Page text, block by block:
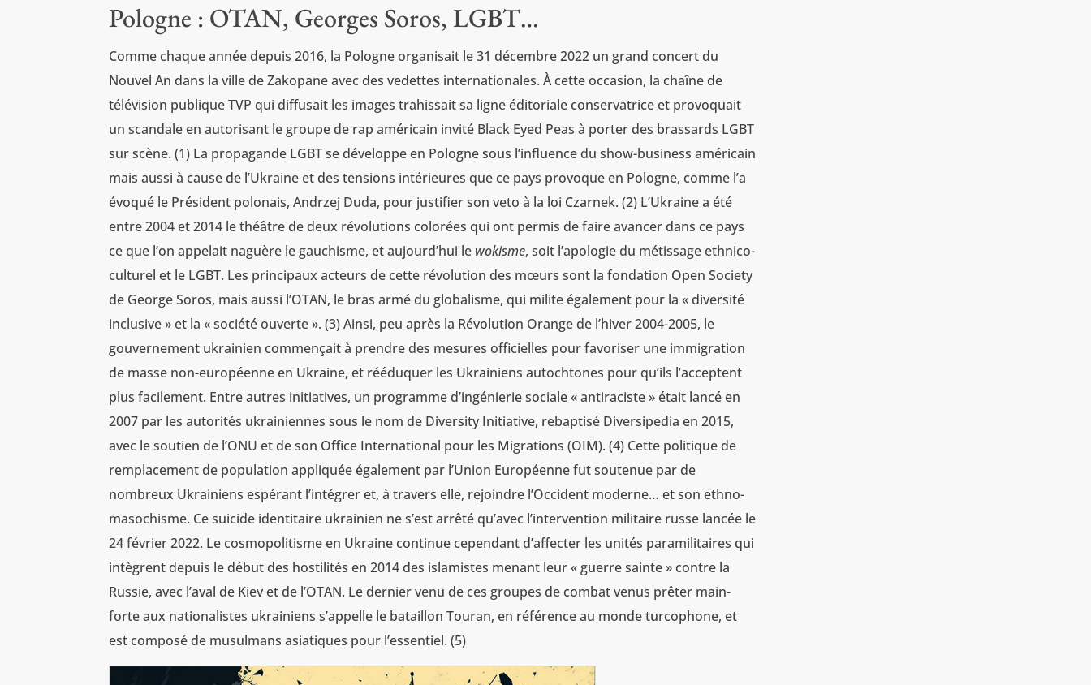
Pologne : OTAN, Georges Soros, LGBT…
Comme chaque année depuis 2016, la Pologne organisait le 31 décembre 2022 un grand concert du
Nouvel An dans la ville de Zakopane avec des vedettes internationales. À cette occasion, la chaîne de
télévision publique TVP qui diffusait les images trahissait sa ligne éditoriale conservatrice et provoquait
un scandale en autorisant le groupe de rap américain invité Black Eyed Peas à porter des brassards LGBT
sur scène. (1) La propagande LGBT se développe en Pologne sous l’influence du show-business américain
mais aussi à cause de l’Ukraine et des tensions intérieures que ce pays provoque en Pologne, comme l’a
évoqué le Président polonais, Andrzej Duda, pour justifier son veto à la loi Czarnek. (2) L’Ukraine a été
entre 2004 et 2014 le théâtre de deux révolutions colorées qui ont permis de faire avancer dans ce pays
ce que l’on appelait naguère le gauchisme, et aujourd’hui le wokisme, soit l’apologie du métissage ethnico-
culturel et le LGBT. Les principaux acteurs de cette révolution des mœurs sont la fondation Open Society
de George Soros, mais aussi l’OTAN, le bras armé du globalisme, qui milite également pour la « diversité
inclusive » et la « société ouverte ». (3) Ainsi, peu après la Révolution Orange de l’hiver 2004-2005, le
gouvernement ukrainien commençait à prendre des mesures officielles pour favoriser une immigration
de masse non-européenne en Ukraine, et rééduquer les Ukrainiens autochtones pour qu’ils l’acceptent
plus facilement. Entre autres initiatives, un programme d’ingénierie sociale « antiraciste » était lancé en
2007 par les autorités ukrainiennes sous le nom de Diversity Initiative, rebaptisé Diversipedia en 2015,
avec le soutien de l’ONU et de son Office International pour les Migrations (OIM). (4) Cette politique de
remplacement de population appliquée également par l’Union Européenne fut soutenue par de
nombreux Ukrainiens espérant l’intégrer et, à travers elle, rejoindre l’Occident moderne… et son ethno-
masochisme. Ce suicide identitaire ukrainien ne s’est arrêté qu’avec l’intervention militaire russe lancée le
24 février 2022. Le cosmopolitisme en Ukraine continue cependant d’affecter les unités paramilitaires qui
intègrent depuis le début des hostilités en 2014 des islamistes menant leur « guerre sainte » contre la
Russie, avec l’aval de Kiev et de l’OTAN. Le dernier venu de ces groupes de combat venus prêter main-
forte aux nationalistes ukrainiens s’appelle le bataillon Touran, en référence au monde turcophone, et
est composé de musulmans asiatiques pour l’essentiel. (5)